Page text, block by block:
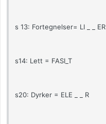
s 13: Fortegnelser= LI _ _ ER
s14: Lett = FASI_T
s20: Dyrker = ELE _ _ R